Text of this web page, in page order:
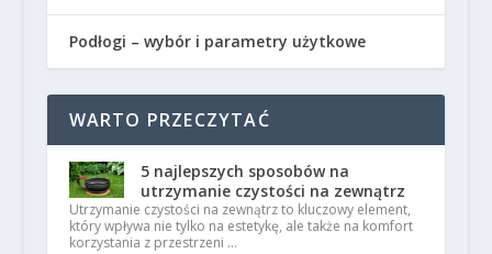
Podłogi – wybór i parametry użytkowe
WARTO PRZECZYTAĆ
5 najlepszych sposobów na
utrzymanie czystości na zewnątrz
Utrzymanie czystości na zewnątrz to kluczowy element,
który wpływa nie tylko na estetykę, ale także na komfort
korzystania z przestrzeni …